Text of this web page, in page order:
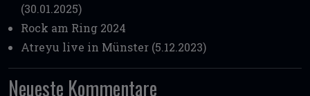
(30.01.2025)
Rock am Ring 2024
Atreyu live in Münster (5.12.2023)
Neueste Kommentare